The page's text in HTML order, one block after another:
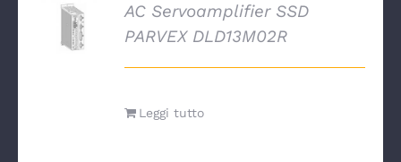
DETTAGLI
AC Servoamplifier SSD
PARVEX DLD13M02R
Leggi tutto